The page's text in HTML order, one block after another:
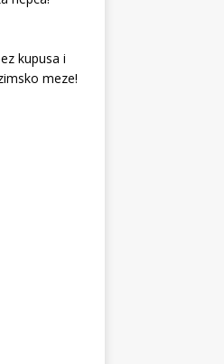
kupusa i
meze!